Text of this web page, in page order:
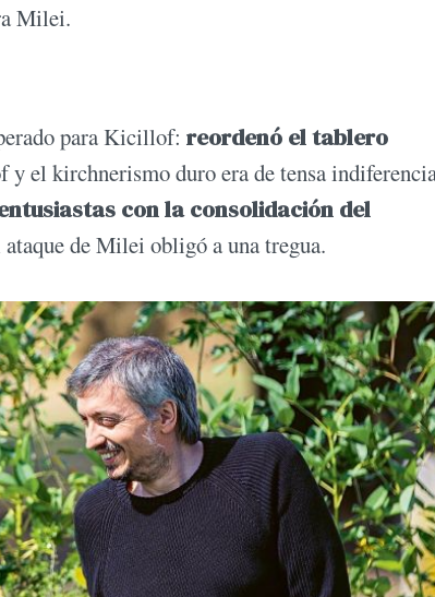
Milei.
para Kicillof: reordenó el tablero
el kirchnerismo duro era de tensa
con la consolidación del
ataque de Milei obligó a una tregua.